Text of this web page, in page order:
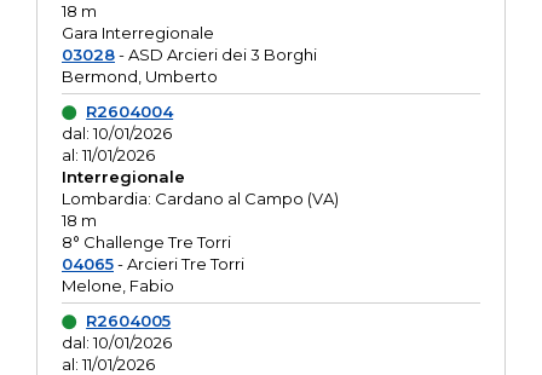
18 m
Gara Interregionale
03028- ASD Arcieri dei 3 Borghi
Bermond, Umberto
R2604004
dal: 10/01/2026
al: 11/01/2026
Interregionale
Lombardia: Cardano al Campo (VA)
18 m
8° Challenge Tre Torri
04065- Arcieri Tre Torri
Melone, Fabio
R2604005
dal: 10/01/2026
al: 11/01/2026